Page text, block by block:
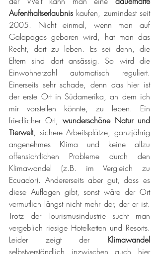
Aufenthaltserlaubnis kaufen, zumindest seit
2005. Nicht einmal, wenn man auf
Galapagos geboren wird, hat man das
Recht, dort zu leben. Es sei denn, die
Eltern sind dort ansässig. So wird die
Einwohnerzahl automatisch reguliert.
Einerseits sehr schade, denn das hier ist
der erste Ort in Südamerika, an dem ich
mir vorstellen könnte, zu leben. Ein
friedlicher Ort, wunderschöne Natur und
Tierwelt, sichere Arbeitsplätze, ganzjährig
angenehmes Klima und keine allzu
offensichtlichen Probleme durch den
Klimawandel (z.B. im Vergleich zu
Ecuador). Andererseits aber gut, dass es
diese Auflagen gibt, sonst wäre der Ort
vermutlich längst nicht mehr der, der er ist.
Trotz der Tourismusindustrie sucht man
vergeblich riesige Hotelketten und Resorts.
Leider zeigt der
selbstverständlich inzwischen auch hier